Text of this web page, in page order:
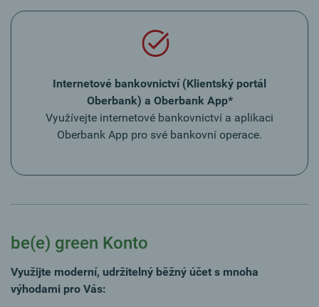
Internetové bankovnictví (Klientský portál
Oberbank) a Oberbank App*
Využívejte internetové bankovnictví a aplikaci
Oberbank App pro své bankovní operace.
be(e) green Konto
Využijte moderní, udržitelný běžný účet s mnoha
výhodami pro Vás: